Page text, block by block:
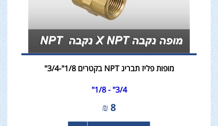
מופות פליז תבריג NPT בקטרים 1/8"-3/4"
3/4" - 1/8"
8
₪